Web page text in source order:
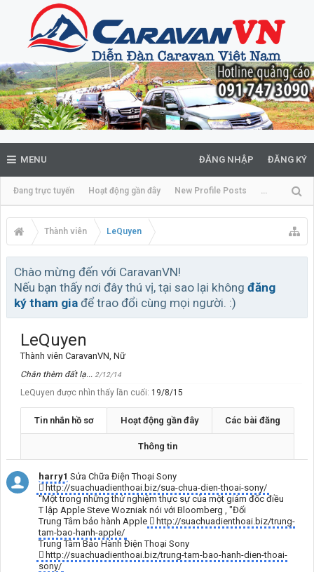
MENU
Đang trực tuyến Hoạt động gần đây New Profile Posts ...
ĐĂNG NHẬP ĐĂNG KÝ
Thành viên LeQuyen
Chào mừng đến với CaravanVN!
Nếu bạn thấy nơi đây thú vị, tại sao lại không đăng
ký tham gia để trao đổi cùng mọi người. :)
LeQuyen
Thành viên CaravanVN , Nữ
Chân thèm đất lạ... 2/12/14
LeQuyen được nhìn thấy lần cuối: 19/8/15
Tin nhắn hồ sơ Hoạt động gần đây Các bài đăng
Thông tin
harry1 Sửa Chữa Điện Thoại Sony
http://suachuadienthoai.biz/sua-chua-dien-thoai-sony/
"Một trong những thử nghiệm thực sự của một giám đốc điều
T lập Apple Steve Wozniak nói với Bloomberg , "Đối
Trung Tâm bảo hành Apple
http://suachuadienthoai.biz/trung-
tam-bao-hanh-apple/
Trung Tâm Bảo Hành Điện Thoại Sony
http://suachuadienthoai.biz/trung-tam-bao-hanh-dien-thoai-
sony/